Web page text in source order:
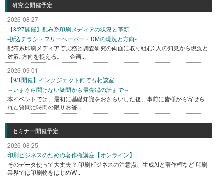
研究会開催予定
2026-08-27
【8/27開催】配布系印刷メディアの状況と革新
-折込チラシ・フリーペーパー・DMの現況と方向-
配布系印刷メディアで実務と調査研究の両面に取り組む3人の知見から現況と
対策､方向を捉える。 企画...
2026-09-01
【9/1開催】インクジェット何でも相談室
～いまさら聞けない疑問から最先端の話まで～
本イベントでは、最初に基礎知識をおさらいした後、事前に皆様から寄せら
れた質問に時間の限りお答...
セミナー開催予定
2026-08-25
印刷ビジネスのための著作権講座【オンライン】
そのデータ使って大丈夫？ 印刷ビジネスの注意点、生成AIと著作権など 印刷
業界では印刷物をはじめW...